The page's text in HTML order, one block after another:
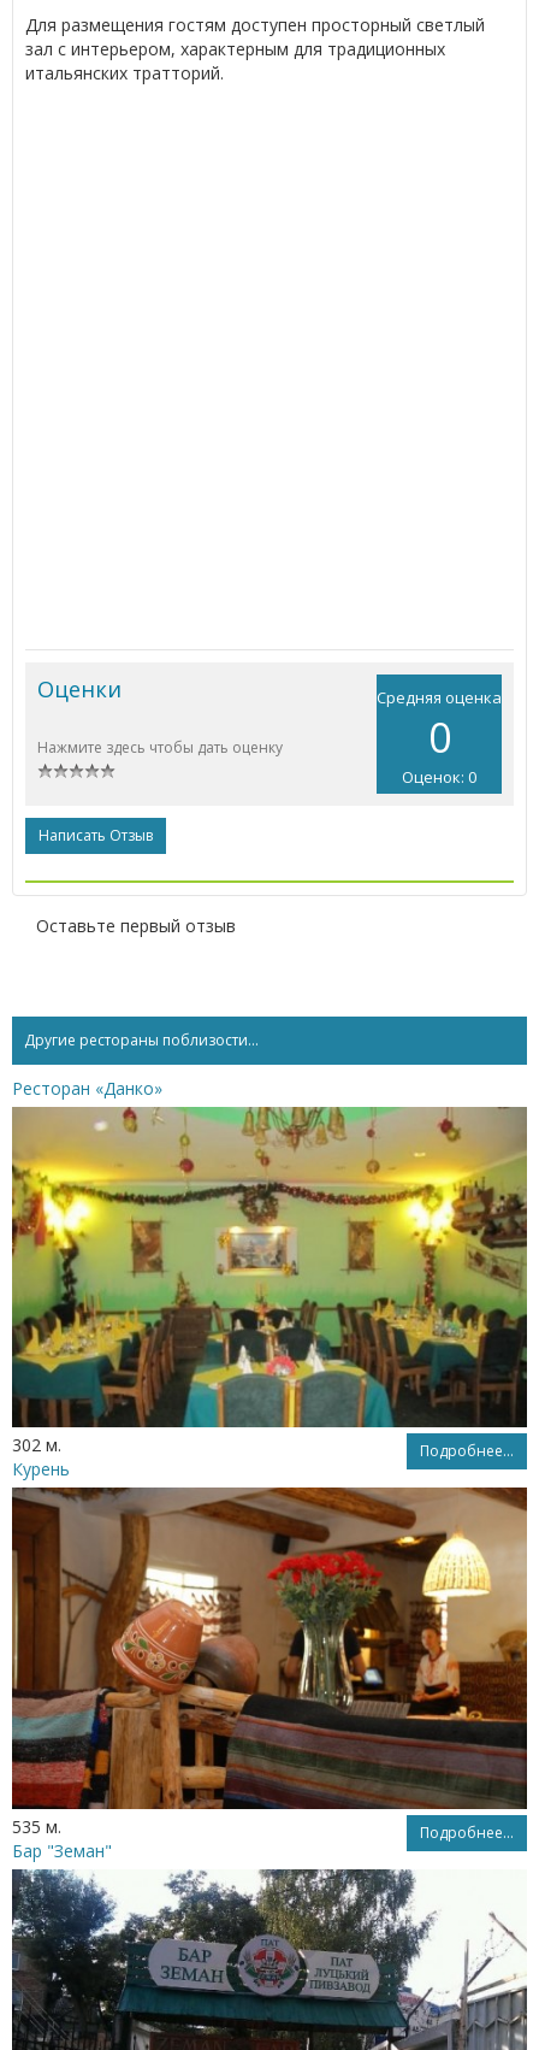
Для размещения гостям доступен просторный светлый
зал с интерьером, характерным для традиционных
итальянских тратторий.
Средняя оценка
0
Оценок: 0
Оценки
Нажмите здесь чтобы дать оценку
Написать Отзыв
Оставьте первый отзыв
Другие рестораны поблизости...
Ресторан «Данко»
302 м. Подробнее...
Курень
535 м. Подробнее...
Бар "Земан"